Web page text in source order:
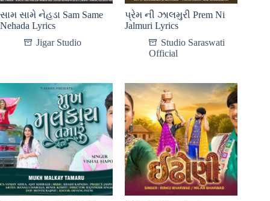
સામ સામે નેહડા Sam Same
Nehada Lyrics
Jigar Studio
પ્રેમ ની ઝાલમુરી Prem Ni
Jalmuri Lyrics
Studio Saraswati
Official